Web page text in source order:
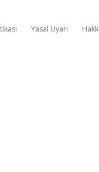
Yasal Uyarı